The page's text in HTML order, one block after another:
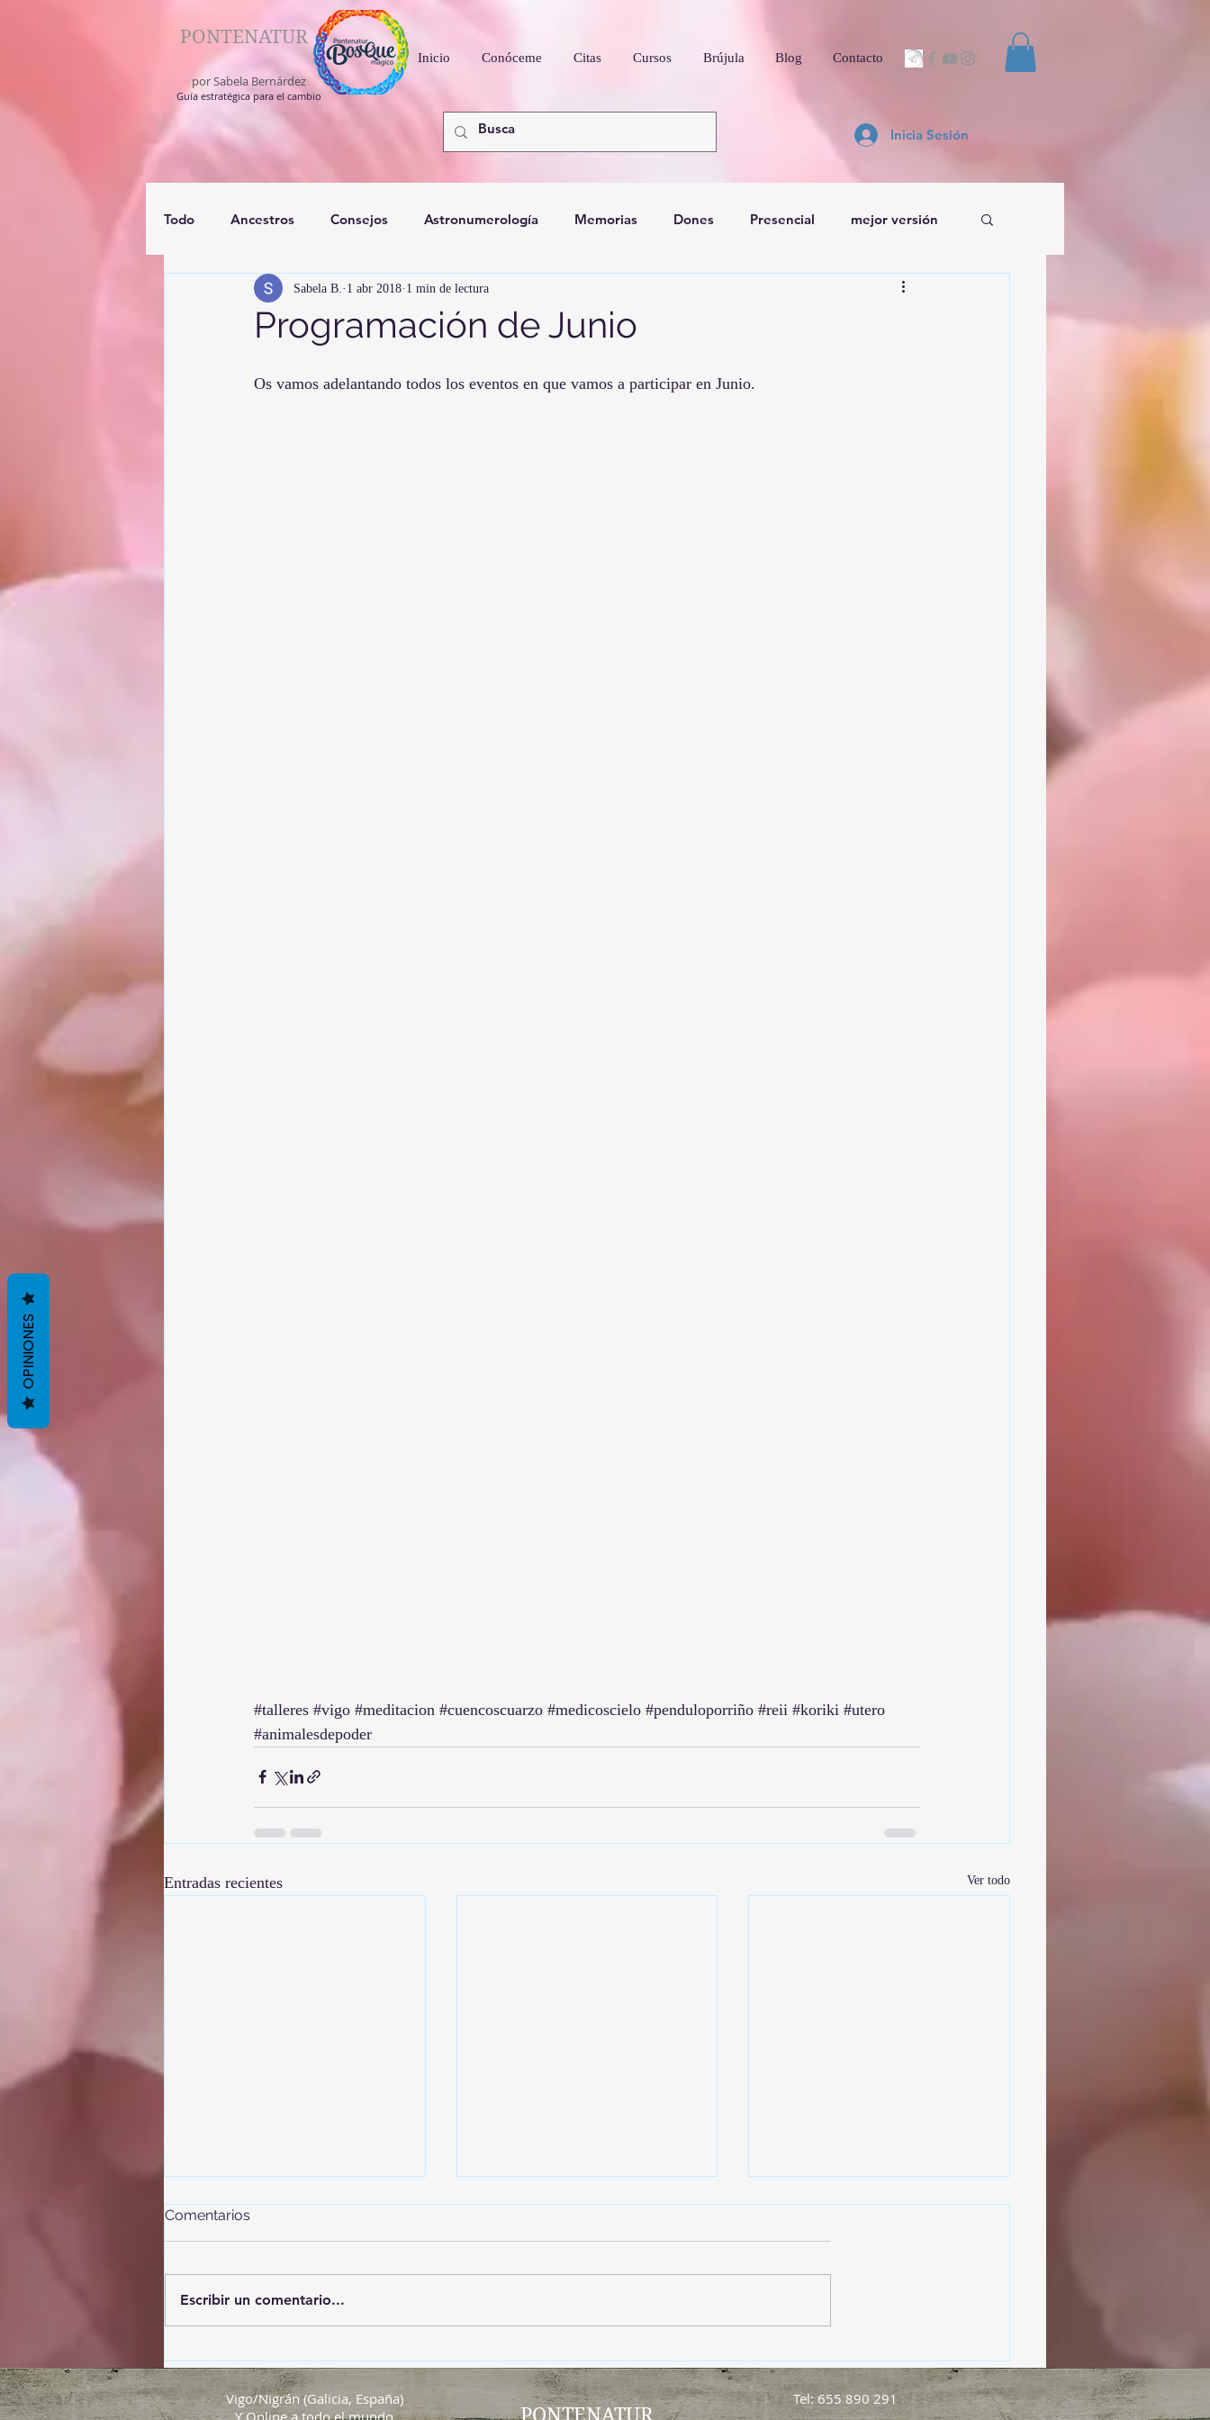
PONTENATUR
por Sabela Bernárdez
Guía estratégica para el cambio
Inicio Conóceme Citas Cursos Brújula Blog Contacto
Inicia Sesión
Todo Ancestros Consejos Astronumerología Memorias Dones Presencial mejor versión
registros akashico mediumnidad
Programación de Junio
Sabela B. 1 abr 2018 1 min de lectura
Os vamos adelantando todos los eventos en que vamos a participar en Junio.
#talleres #vigo #meditacion #cuencoscuarzo #medicoscielo #penduloporriño #reii #koriki #utero
#animalesdepoder
Entradas recientes Ver todo
pesticidas
bienestar
Comentarios
Escribir un comentario...
Vigo/Nigrán (Galicia, España)
PONTENATUR
Tel: 655 890 291
OPINIONES